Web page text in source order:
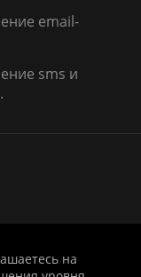
email-
sms и
на